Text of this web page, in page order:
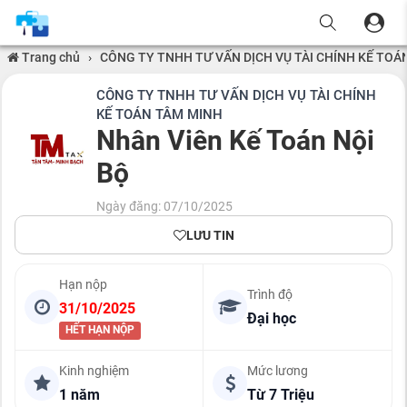
Trang chủ › CÔNG TY TNHH TƯ VẤN DỊCH VỤ TÀI CHÍNH KẾ
CÔNG TY TNHH TƯ VẤN DỊCH VỤ TÀI CHÍNH
KẾ TOÁN TÂM MINH
Nhân Viên Kế Toán Nội
Bộ
Ngày đăng: 07/10/2025
LƯU TIN
Hạn nộp
31/10/2025
HẾT HẠN NỘP
Trình độ
Đại học
Kinh nghiệm
1 năm
Mức lương
Từ 7 Triệu